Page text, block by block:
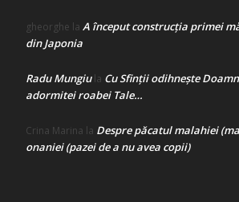
gheorghe la A început construcţia primei
din Japonia
Radu Mungiula Cu Sfinții odihnește
adormitei roabei Tale…
Crina Marina la Despre păcatul malahiei
onaniei (pazei de a nu avea copii)